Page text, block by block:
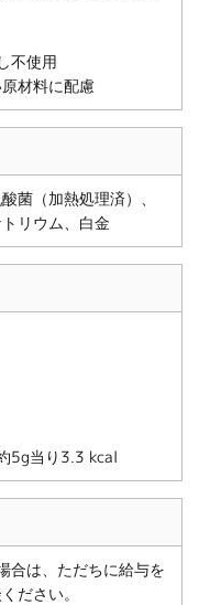
不使用
材料に配慮
菌（加熱処理済）、
リウム、白金
5g当り3.3 kcal
合は、ただちに給与を
ださい。